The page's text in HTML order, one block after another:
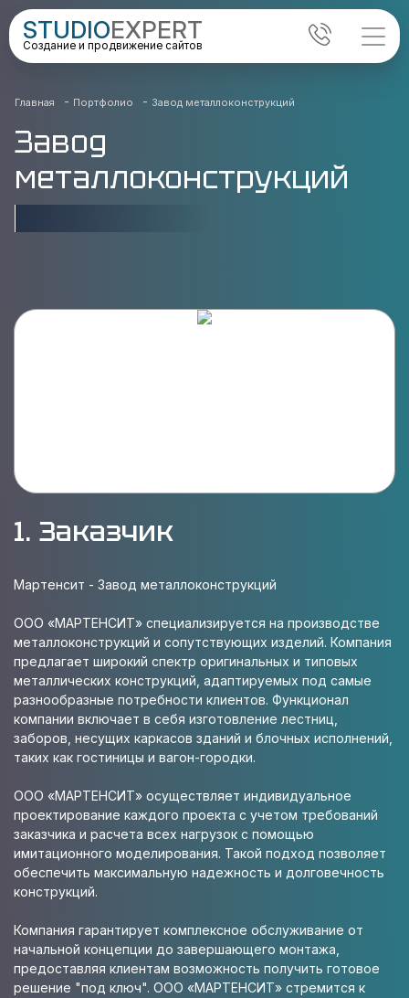
STUDIOEXPERT
Создание и продвижение сайтов
Главная - Портфолио - Завод металлоконструкций
Завод
металлоконструкций
1. Заказчик
Мартенсит - Завод металлоконструкций
ООО «МАРТЕНСИТ» специализируется на производстве
металлоконструкций и сопутствующих изделий. Компания
предлагает широкий спектр оригинальных и типовых
металлических конструкций, адаптируемых под самые
разнообразные потребности клиентов. Функционал
компании включает в себя изготовление лестниц,
заборов, несущих каркасов зданий и блочных исполнений,
таких как гостиницы и вагон-городки.
ООО «МАРТЕНСИТ» осуществляет индивидуальное
проектирование каждого проекта с учетом требований
заказчика и расчета всех нагрузок с помощью
имитационного моделирования. Такой подход позволяет
обеспечить максимальную надежность и долговечность
конструкций.
Компания гарантирует комплексное обслуживание от
начальной концепции до завершающего монтажа,
предоставляя клиентам возможность получить готовое
решение "под ключ". ООО «МАРТЕНСИТ» стремится к